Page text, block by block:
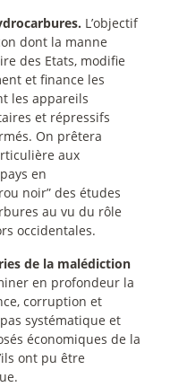
L’objectif
dont la manne
des Etats, modifie
et finance les
les appareils
et répressifs
On prêtera
aux
en
noir” des études
au vu du rôle
occidentales.
de la malédiction
en profondeur la
corruption et
systématique et
économiques de la
ont pu être